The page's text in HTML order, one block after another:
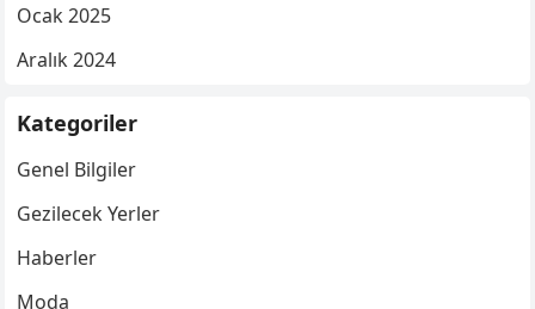
Ocak 2025
Aralık 2024
Kategoriler
Genel Bilgiler
Gezilecek Yerler
Haberler
Moda